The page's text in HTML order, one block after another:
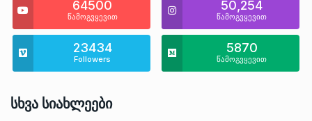
64500
წამოგვყევით
50,254
წამოგვყევით
23434
Followers
5870
წამოგვყევით
Სხვა Სიახლეები